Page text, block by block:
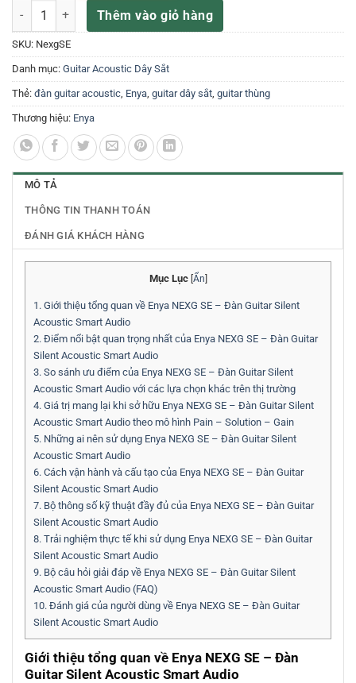
Enya NEXG SE – Đàn Guitar Silent Acoustic Smart Audio số lượng
Thêm vào giỏ hàng
SKU: NexgSE
Danh mục: Guitar Acoustic Dây Sắt
Thẻ: đàn guitar acoustic, Enya, guitar dây sắt, guitar thùng
Thương hiệu: Enya
MÔ TẢ
THÔNG TIN THANH TOÁN
ĐÁNH GIÁ KHÁCH HÀNG
Mục Lục [Ẩn]
1. Giới thiệu tổng quan về Enya NEXG SE – Đàn Guitar Silent
Acoustic Smart Audio
2. Điểm nổi bật quan trọng nhất của Enya NEXG SE – Đàn Guitar
Silent Acoustic Smart Audio
3. So sánh ưu điểm của Enya NEXG SE – Đàn Guitar Silent
Acoustic Smart Audio với các lựa chọn khác trên thị trường
4. Giá trị mang lại khi sở hữu Enya NEXG SE – Đàn Guitar Silent
Acoustic Smart Audio theo mô hình Pain – Solution – Gain
5. Những ai nên sử dụng Enya NEXG SE – Đàn Guitar Silent
Acoustic Smart Audio
6. Cách vận hành và cấu tạo của Enya NEXG SE – Đàn Guitar
Silent Acoustic Smart Audio
7. Bộ thông số kỹ thuật đầy đủ của Enya NEXG SE – Đàn Guitar
Silent Acoustic Smart Audio
8. Trải nghiệm thực tế khi sử dụng Enya NEXG SE – Đàn Guitar
Silent Acoustic Smart Audio
9. Bộ câu hỏi giải đáp về Enya NEXG SE – Đàn Guitar Silent
Acoustic Smart Audio (FAQ)
10. Đánh giá của người dùng về Enya NEXG SE – Đàn Guitar
Silent Acoustic Smart Audio
Giới thiệu tổng quan về Enya NEXG SE – Đàn
Guitar Silent Acoustic Smart Audio